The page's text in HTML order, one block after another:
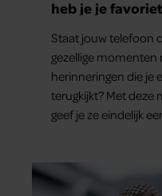
heb je je
Staat jouw telefoon
gezellige
herinneringen die je
terugkijkt? Met
geef je ze eindelijk